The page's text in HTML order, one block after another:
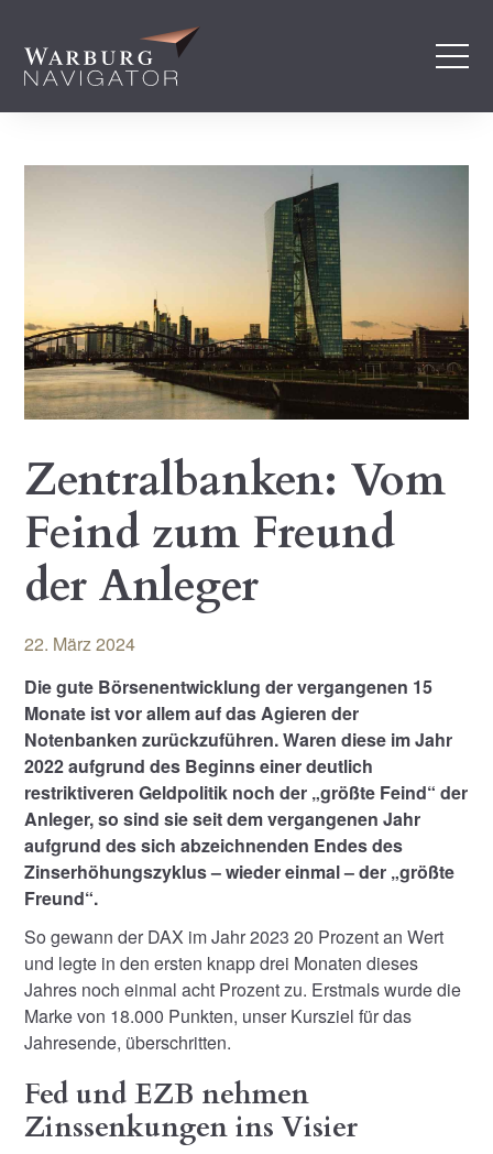
Zentralbanken: Vom
Feind zum Freund
der Anleger
22. März 2024
Die gute Börsenentwicklung der vergangenen 15
Monate ist vor allem auf das Agieren der
Notenbanken zurückzuführen. Waren diese im Jahr
2022 aufgrund des Beginns einer deutlich
restriktiveren Geldpolitik noch der „größte Feind“ der
Anleger, so sind sie seit dem vergangenen Jahr
aufgrund des sich abzeichnenden Endes des
Zinserhöhungszyklus – wieder einmal – der „größte
Freund“.
So gewann der DAX im Jahr 2023 20 Prozent an Wert
und legte in den ersten knapp drei Monaten dieses
Jahres noch einmal acht Prozent zu. Erstmals wurde die
Marke von 18.000 Punkten, unser Kursziel für das
Jahresende, überschritten.
Fed und EZB nehmen
Zinssenkungen ins Visier